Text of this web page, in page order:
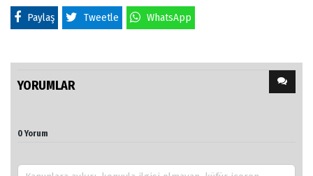
Paylaş Tweetle WhatsApp
YORUMLAR
0 Yorum